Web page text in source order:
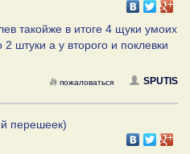
такойже в итоге 4 щуки умоих
штуки а у второго и поклевки
SPUTIS
пожаловаться
перешеек)